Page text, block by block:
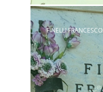
FINELLI FRANCESCO